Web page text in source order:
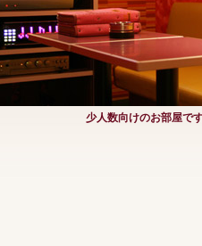
少人数向けのお部屋で